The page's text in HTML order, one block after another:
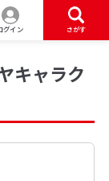
グイン さがす
キャラク